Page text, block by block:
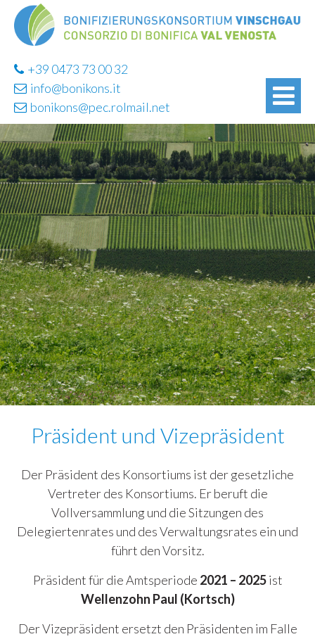
+39 0473 73 00 32
info@bonikons.it
bonikons@pec.rolmail.net
Präsident und Vizepräsident
Der Präsident des Konsortiums ist der gesetzliche
Vertreter des Konsortiums. Er beruft die
Vollversammlung und die Sitzungen des
Delegiertenrates und des Verwaltungsrates ein und
führt den Vorsitz.
Präsident für die Amtsperiode 2021 – 2025ist
Wellenzohn Paul (Kortsch)
Der Vizepräsident ersetzt den Präsidenten im Falle